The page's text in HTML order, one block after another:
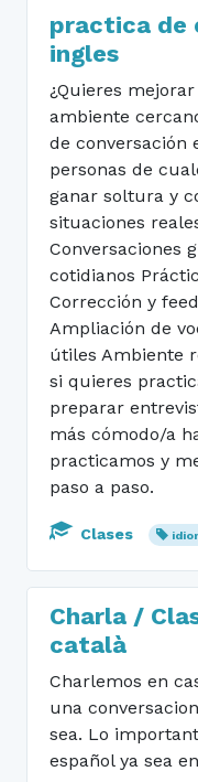
practica de
ingles
¿Quieres
ambiente
de conversación
personas de
ganar soltura y
situaciones
Conversaciones
cotidianos
Corrección y
Ampliación de
útiles Ambiente
si quieres
preparar
más cómodo/a
practicamos y
paso a paso.
Clases
Charla /
català
Charlemos en
una
sea. Lo
español ya sea